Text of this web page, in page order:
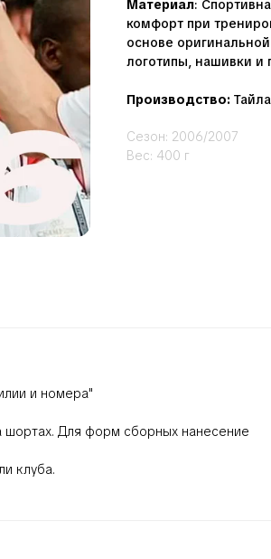
Материал:
комфорт при
основе
логотипы, нашивки и
Производство:
Сезон: 2006/2007
Вес: 400 г
и номера"
шортах. Для форм сборных нанесение
клуба.